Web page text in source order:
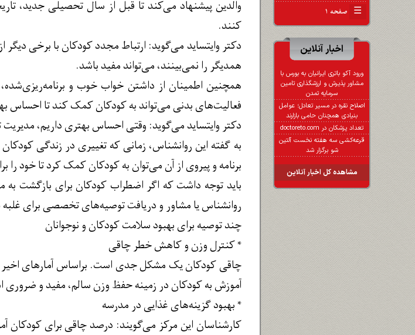
☰ صفحه ۱
اخبار آنلاین
ورود آکو باتری ایرانیان به بورس با
مشاور پذیرش و ارزشگذاری تامین
سرمایه تمدن
اصلاح نقره در مسیر تعادل؛ عوامل
بنیادی همچنان حامی بازارند
تعداد پزشکان در doctoreto.com
قرعه‌کشی سه هفته نخست آلتین
شو برگزار شد
مشاهده کل اخبار آنلاین
والدین پیشنهاد می‌کند تا قبل از سال تحصیلی جدید،
کنند.
دکتر وایتساید می‌گوید: ارتباط مجدد کودکان با برخی
همدیگر را نمی‌بینند، می‌تواند مفید باشد.
همچنین اطمینان از داشتن خواب خوب و
فعالیت‌های بدنی می‌تواند به کودکان کمک کند تا احساس
دکتر وایتساید می‌گوید: وقتی احساس بهتری داریم،
به گفته این روانشناس، زمانی که تغییری در زندگی
برنامه و پیروی از آن می‌توان به کودکان کمک کرد تا خود را
باید توجه داشت که اگر اضطراب کودکان برای بازگشت
روانشناس یا مشاور و دریافت توصیه‌های تخصصی برای
چند توصیه برای بهبود سلامت کودکان و نوجوانان
* کنترل وزن و کاهش خطر چاقی
آموزش به کودکان در زمینه حفظ وزن سالم، مفید و
* بهبود گزینه‌های غذایی در مدرسه